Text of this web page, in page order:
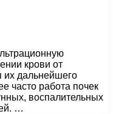
крови от
их дальнейшего
часто работа почек
воспалительных
…